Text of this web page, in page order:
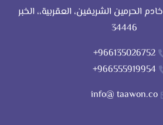
الحرمين الشريفين، العقربية،، الخبر
34446
info@